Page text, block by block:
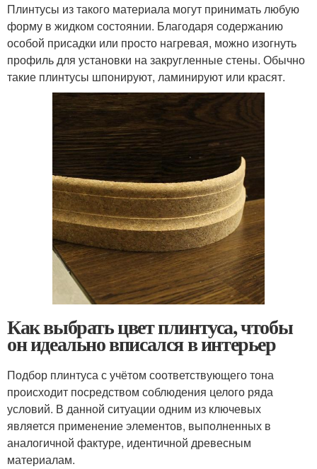
Плинтусы из такого материала могут принимать любую
форму в жидком состоянии. Благодаря содержанию
особой присадки или просто нагревая, можно изогнуть
профиль для установки на закругленные стены. Обычно
такие плинтусы шпонируют, ламинируют или красят.
Как выбрать цвет плинтуса, чтобы
он идеально вписался в интерьер
Подбор плинтуса с учётом соответствующего тона
происходит посредством соблюдения целого ряда
условий. В данной ситуации одним из ключевых
является применение элементов, выполненных в
аналогичной фактуре, идентичной древесным
материалам.